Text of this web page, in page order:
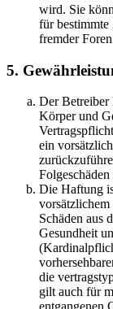
wird. Sie
für bestimmte
fremder
5.
Der Betreiber
Körper und
ein
Die Haftung
vorsätzlichem
Schäden aus
Gesundheit
die
gilt auch für